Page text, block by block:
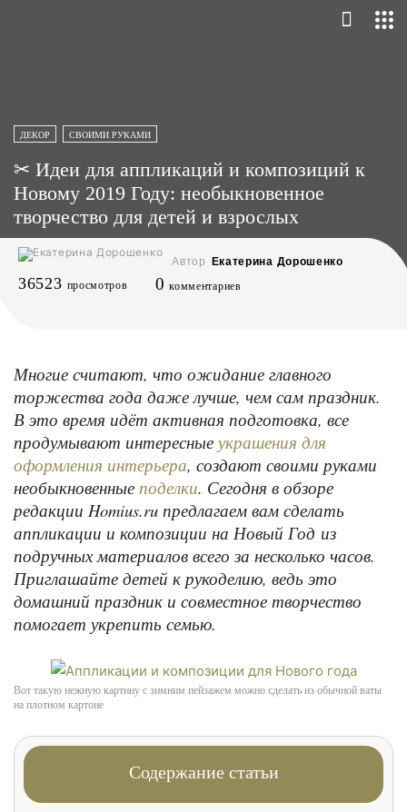
ДЕКОР СВОИМИ РУКАМИ
✂ Идеи для аппликаций и композиций к
Новому 2019 Году: необыкновенное
творчество для детей и взрослых
Автор Екатерина Дорошенко
36523 просмотров 0 комментариев
Многие считают, что ожидание главного
торжества года даже лучше, чем сам праздник.
В это время идёт активная подготовка, все
продумывают интересные украшения для
оформления интерьера, создают своими руками
необыкновенные поделки. Сегодня в обзоре
редакции Homius.ru предлагаем вам сделать
аппликации и композиции на Новый Год из
подручных материалов всего за несколько часов.
Приглашайте детей к рукоделию, ведь это
домашний праздник и совместное творчество
помогает укрепить семью.
Вот такую нежную картину с зимним пейзажем можно сделать из обычной ваты
на плотном картоне
Содержание статьи